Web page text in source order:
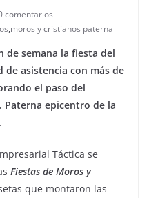
comentarios
,moros y cristianos paterna
de semana la fiesta del
de asistencia con más de
el paso del
epicentro de la
Táctica se
Fiestas de Moros y
que montaron las